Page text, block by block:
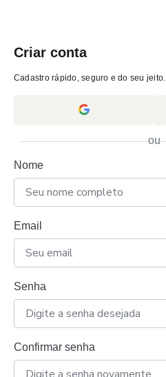
Criar conta
Cadastro rápido, seguro e do seu jeito.
ou
Nome
Email
Senha
Confirmar senha